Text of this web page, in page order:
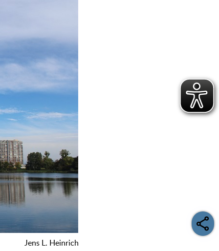
Jens L. Heinrich